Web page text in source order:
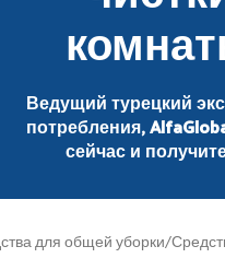
Ведущий турецкий
потребления,
сейчас и
для общей уборки/